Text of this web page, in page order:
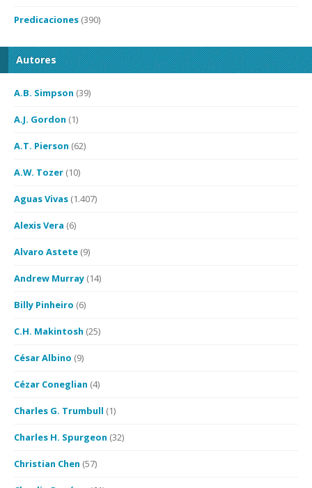
Predicaciones (390)
Autores
A.B. Simpson (39)
A.J. Gordon (1)
A.T. Pierson (62)
A.W. Tozer (10)
Aguas Vivas (1.407)
Alexis Vera (6)
Alvaro Astete (9)
Andrew Murray (14)
Billy Pinheiro (6)
C.H. Makintosh (25)
César Albino (9)
Cézar Coneglian (4)
Charles G. Trumbull (1)
Charles H. Spurgeon (32)
Christian Chen (57)